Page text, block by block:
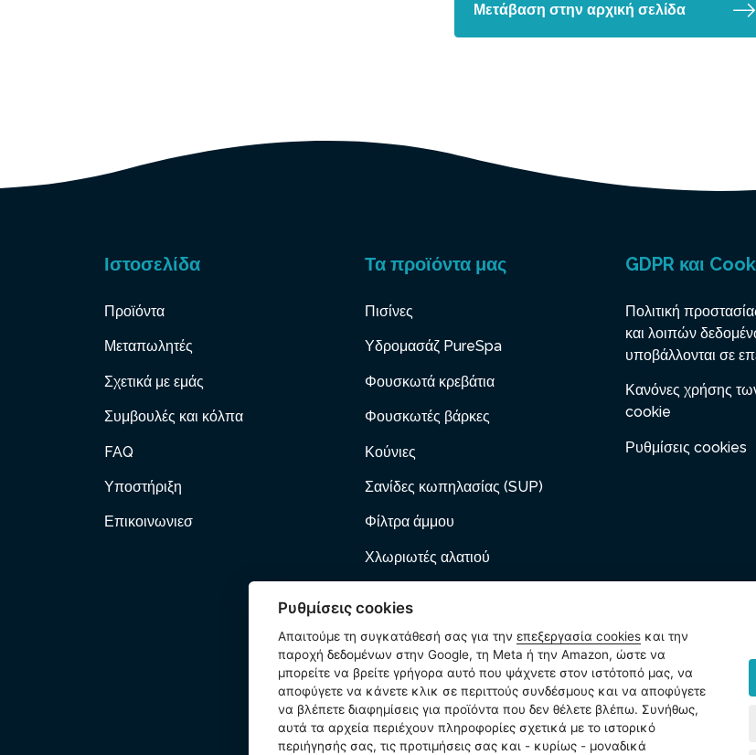
Μετάβαση στην αρχική σελίδα
Ιστοσελίδα
Προϊόντα
Μεταπωλητές
Σχετικά με εμάς
Συμβουλές και κόλπα
FAQ
Υποστήριξη
Επικοινωνιεσ
Τα προϊόντα μας
Πισίνες
Υδρομασάζ PureSpa
Φουσκωτά κρεβάτια
Φουσκωτές βάρκες
Κούνιες
Σανίδες κωπηλασίας (SUP)
Φίλτρα άμμου
Χλωριωτές αλατιού
Αντλίες φουσκώματος
Φουσκωτά έπιπλα
Κατοικίδια
Εξαρτήματα
GDPR και
Πολιτική
και λοιπών
υποβάλλονται σε
Κανόνες χρήσης
cookie
Ρυθμίσεις cookies
Ρυθμίσεις cookies
Απαιτούμε τη συγκατάθεσή σας για την επεξεργασία cookies και την
παροχή δεδομένων στην Google, τη Meta ή την Amazon, ώστε να
μπορείτε να βρείτε γρήγορα αυτό που ψάχνετε στον ιστότοπό μας, να
αποφύγετε να κάνετε κλικ σε περιττούς συνδέσμους και να αποφύγετε
να βλέπετε διαφημίσεις για προϊόντα που δεν θέλετε βλέπω. Συνήθως,
αυτά τα αρχεία περιέχουν πληροφορίες σχετικά με το ιστορικό
περιήγησής σας, τις προτιμήσεις σας και - κυρίως - μοναδικά